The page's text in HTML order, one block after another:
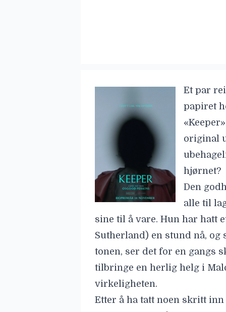
Et par
papiret
original
hjørnet?
Den
alle til
sine til å vare. Hun har hatt
Sutherland) en stund nå, og
tonen, ser det for en gangs
tilbringe en herlig helg i
virkeligheten.
Etter å ha tatt noen skritt